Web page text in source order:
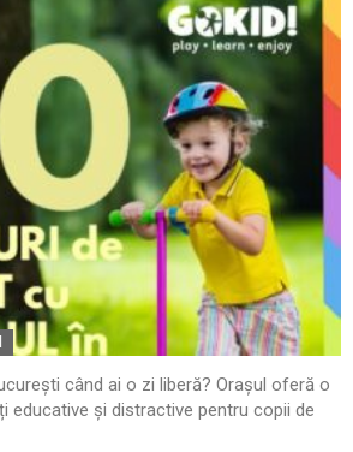
când ai o zi liberă? Orașul oferă o
educative și distractive pentru copii de